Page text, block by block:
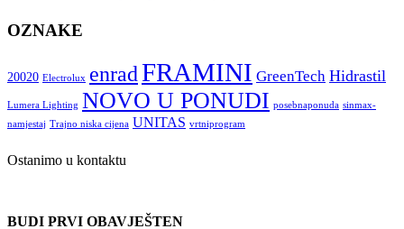
OZNAKE
20020 Electrolux enradFRAMINI GreenTech Hidrastil
Lumera Lighting NOVO U PONUDI posebnaponuda sinmax-
namjestaj Trajno niska cijena UNITAS vrtniprogram
Ostanimo u kontaktu
BUDI PRVI OBAVJEŠTEN